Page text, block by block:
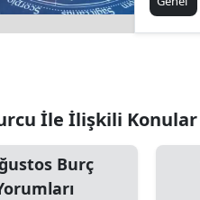
İle İlişkili Konular
Burç